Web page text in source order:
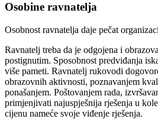
Osobine ravnatelja
Osobnost ravnatelja daje pečat
Ravnatelj treba da je odgojena i
postignutim. Sposobnost predviđanja
više pameti. Ravnatelj rukovodi
obrazovnih aktivnosti, poznavanjem
ponašanjem. Poštovanjem rada,
primjenjivati najuspješnija rješenja u
cijenu nameće svoje viđenje rješenja.